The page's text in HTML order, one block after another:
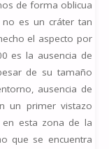
de forma oblicua
es un cráter tan
el aspecto por
es la ausencia de
de su tamaño
ausencia de
un primer vistazo
en esta zona de la
que se encuentra